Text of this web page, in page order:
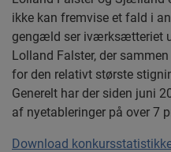
ikke kan fremvise et fald i
gengæld ser iværksætteriet
Lolland Falster, der
for den relativt største
Generelt har der siden juni
af nyetableringer på over 7
Download